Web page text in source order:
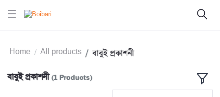
Home All products বাবুই প্রকাশনী
বাবুই প্রকাশনী(1 Products)